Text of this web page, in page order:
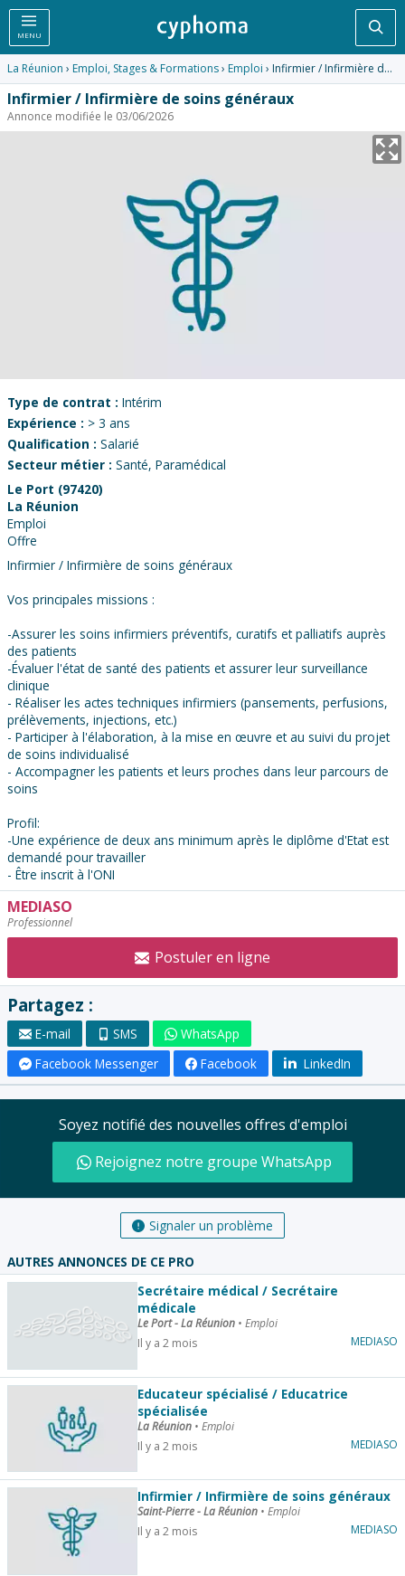
MENU
La Réunion › Emploi, Stages & Formations› Emploi › Infirmier / Infirmière de soins généraux
Infirmier / Infirmière de soins généraux
Annonce modifiée le 03/06/2026
Type de contrat : Intérim
Expérience : > 3 ans
Qualification : Salarié
Secteur métier : Santé, Paramédical
Le Port (97420)
La Réunion
Emploi
Offre
Infirmier / Infirmière de soins généraux
Vos principales missions :
-Assurer les soins infirmiers préventifs, curatifs et palliatifs auprès
des patients
-Évaluer l'état de santé des patients et assurer leur surveillance
clinique
- Réaliser les actes techniques infirmiers (pansements, perfusions,
prélèvements, injections, etc.)
- Participer à l'élaboration, à la mise en œuvre et au suivi du projet
de soins individualisé
- Accompagner les patients et leurs proches dans leur parcours de
soins
Profil:
-Une expérience de deux ans minimum après le diplôme d'Etat est
demandé pour travailler
- Être inscrit à l'ONI
Contacter
l'annonceur
MEDIASO
Professionnel
Postuler en ligne
Partagez :
E-mail SMS
WhatsApp
Facebook Messenger
Facebook LinkedIn
Soyez notifié des nouvelles offres d'emploi
Rejoignez notre groupe WhatsApp
Signaler un problème
AUTRES ANNONCES DE CE PRO
Secrétaire médical / Secrétaire
médicale
Le Port - La Réunion • Emploi
Il y a 2 mois
MEDIASO
Educateur spécialisé / Educatrice
spécialisée
La Réunion • Emploi
Il y a 2 mois
MEDIASO
Infirmier / Infirmière de soins généraux
Saint-Pierre - La Réunion • Emploi
Il y a 2 mois
MEDIASO